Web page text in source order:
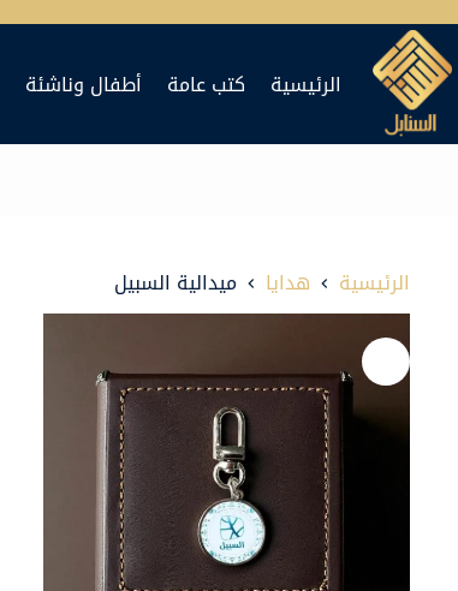
التجاوز
إلى
المحتوى
الرئيسية كتب عامة أطفال وناشئة
الرئيسية هدايا
ميدالية السبيل